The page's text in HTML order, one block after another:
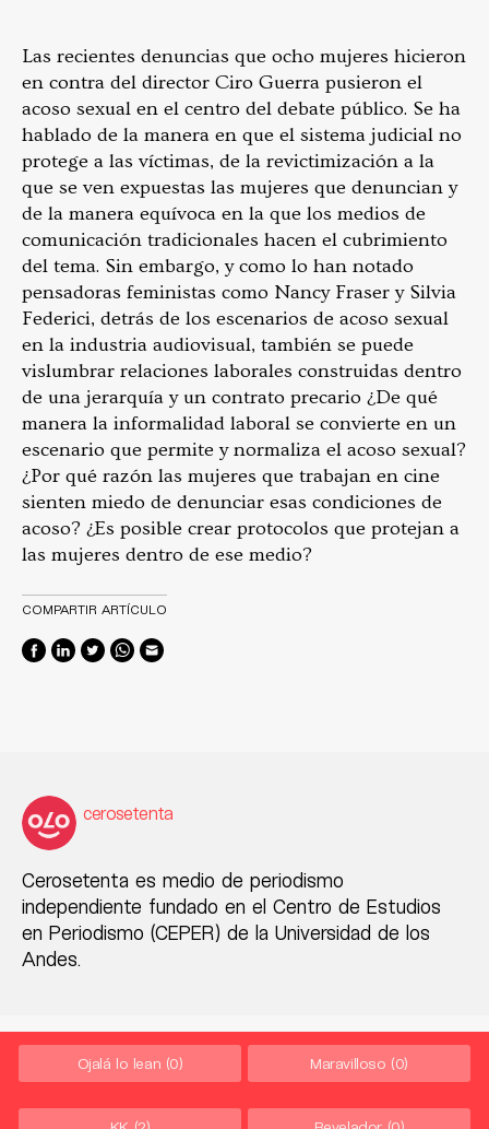
Las recientes denuncias que ocho mujeres hicieron
en contra del director Ciro Guerra pusieron el
acoso sexual en el centro del debate público. Se ha
hablado de la manera en que el sistema judicial no
protege a las víctimas, de la revictimización a la
que se ven expuestas las mujeres que denuncian y
de la manera equívoca en la que los medios de
comunicación tradicionales hacen el cubrimiento
del tema. Sin embargo, y como lo han notado
pensadoras feministas como Nancy Fraser y Silvia
Federici, detrás de los escenarios de acoso sexual
en la industria audiovisual, también se puede
vislumbrar relaciones laborales construidas dentro
de una jerarquía y un contrato precario ¿De qué
manera la informalidad laboral se convierte en un
escenario que permite y normaliza el acoso sexual?
¿Por qué razón las mujeres que trabajan en cine
sienten miedo de denunciar esas condiciones de
acoso? ¿Es posible crear protocolos que protejan a
las mujeres dentro de ese medio?
COMPARTIR ARTÍCULO
cerosetenta
Cerosetenta es medio de periodismo
independiente fundado en el Centro de Estudios
en Periodismo (CEPER) de la Universidad de los
Andes.
Ojalá lo lean (0) Maravilloso (0)